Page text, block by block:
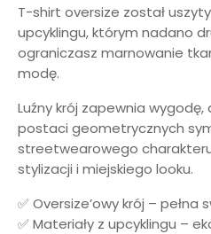
T-shirt oversize został
upcyklingu, którym nadano
ograniczasz marnowanie
modę.
Luźny krój zapewnia
postaci geometrycznych
streetwearowego
stylizacji i miejskiego looku.
✅ Oversize’owy krój –
✅ Materiały z upcyklingu –